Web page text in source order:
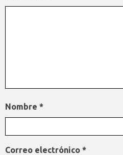
Nombre *
Correo electrónico *